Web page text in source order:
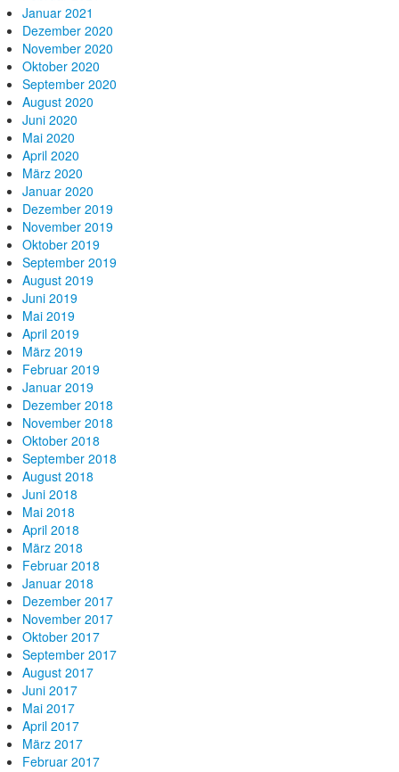
Januar 2021
Dezember 2020
November 2020
Oktober 2020
September 2020
August 2020
Juni 2020
Mai 2020
April 2020
März 2020
Januar 2020
Dezember 2019
November 2019
Oktober 2019
September 2019
August 2019
Juni 2019
Mai 2019
April 2019
März 2019
Februar 2019
Januar 2019
Dezember 2018
November 2018
Oktober 2018
September 2018
August 2018
Juni 2018
Mai 2018
April 2018
März 2018
Februar 2018
Januar 2018
Dezember 2017
November 2017
Oktober 2017
September 2017
August 2017
Juni 2017
Mai 2017
April 2017
März 2017
Februar 2017